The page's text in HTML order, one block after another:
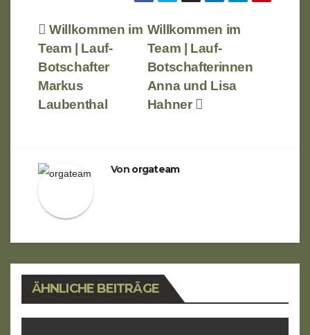
Beitragsnavigation
Willkommen im
Team | Lauf-
Botschafterinnen
Anna und Lisa
Hahner
Willkommen im
Team | Lauf-
Botschafter
Markus
Laubenthal
Von orgateam
ÄHNLICHE BEITRÄGE